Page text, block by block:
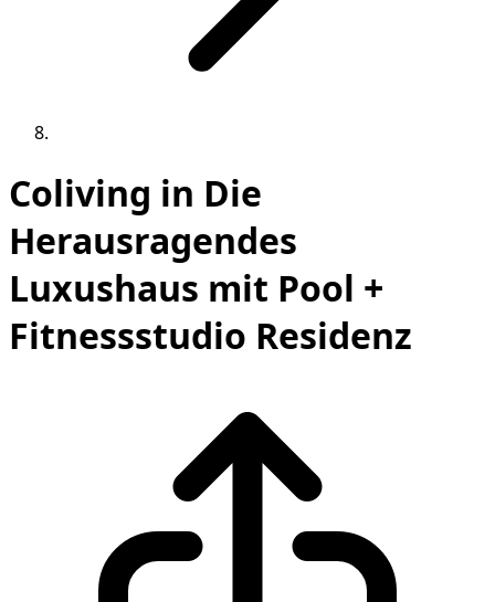
Coliving in Die
Herausragendes
Luxushaus mit Pool +
Fitnessstudio Residenz